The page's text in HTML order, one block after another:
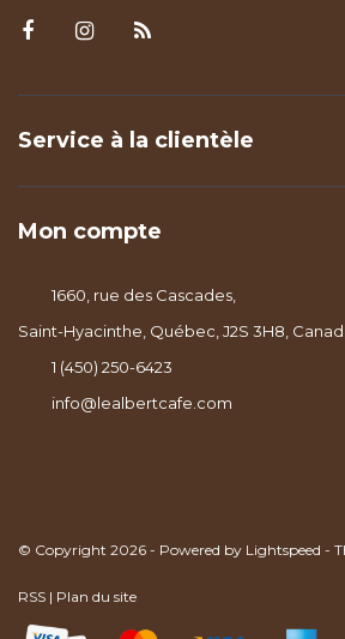
Service à la clientèle
Mon compte
1660, rue des Cascades,
Saint-Hyacinthe, Québec, J2S 3H8,
1 (450) 250-6423
info@lealbertcafe.com
© Copyright 2026 - Powered by Lightspeed -
RSS | Plan du site